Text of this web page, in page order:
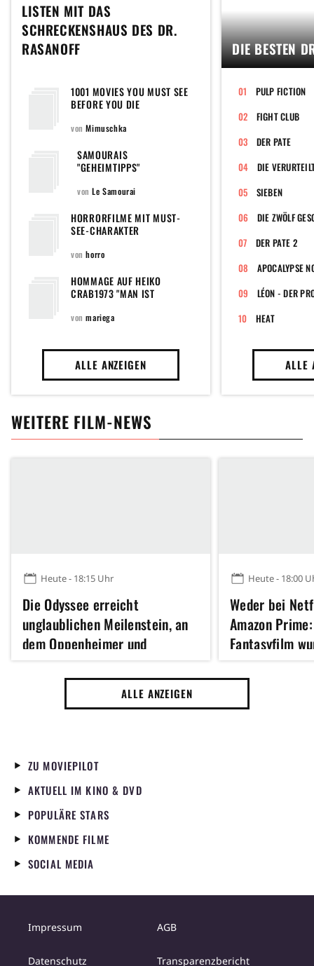
LISTEN MIT DAS
SCHRECKENSHAUS DES DR.
RASANOFF
1001 MOVIES YOU MUST SEE
BEFORE YOU DIE
vonMimuschka
SAMOURAIS
"GEHEIMTIPPS"
vonLe Samourai
HORRORFILME MIT MUST-
SEE-CHARAKTER
vonhorro
HOMMAGE AUF HEIKO
CRAB1973 "MAN IST
PROBLEMS ODER EIN TEIL
vonmariega
ALLE ANZEIGEN
DIE BESTEN
PULP FICTION
FIGHT CLUB
DER PATE
DIE
SIEBEN
DIE ZWÖLF
DER PATE 2
APOCALYPSE
LÉON - DER
HEAT
ALLE
WEITERE FILM-NEWS
Heute - 18:15 Uhr
Die Odyssee erreicht
unglaublichen Meilenstein, an
dem Oppenheimer und
Inception scheiterten
Heute - 18:00
Weder bei
Amazon
Fantasyfilm
unerwartetes
und lässt
los
ALLE ANZEIGEN
ZU MOVIEPILOT
AKTUELL IM KINO & DVD
POPULÄRE STARS
KOMMENDE FILME
SOCIAL MEDIA
Impressum AGB
Datenschutz Transparenzbericht